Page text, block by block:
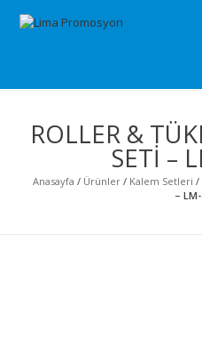
ROLLER &
SETİ –
Anasayfa / Ürünler/ Kalem Setleri /
– LM-